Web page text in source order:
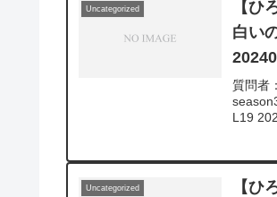
Uncategorized
【ひ
白い
質問者
L19
Uncategorized
【ひ